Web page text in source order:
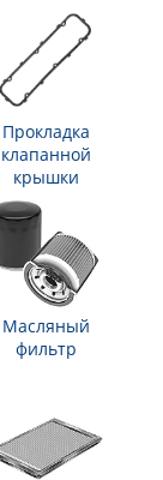
Прокладка
клапанной
крышки
Масляный
фильтр